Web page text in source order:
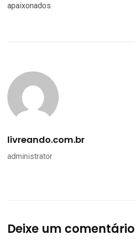
apaixonados.
livreando.com.br
administrator
Deixe um comentário